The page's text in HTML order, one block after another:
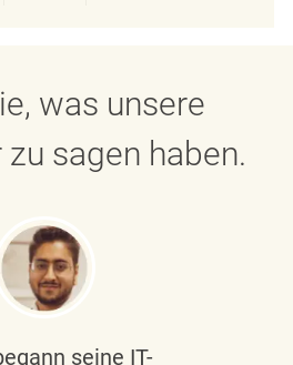
was unsere
sagen haben.
seine IT-